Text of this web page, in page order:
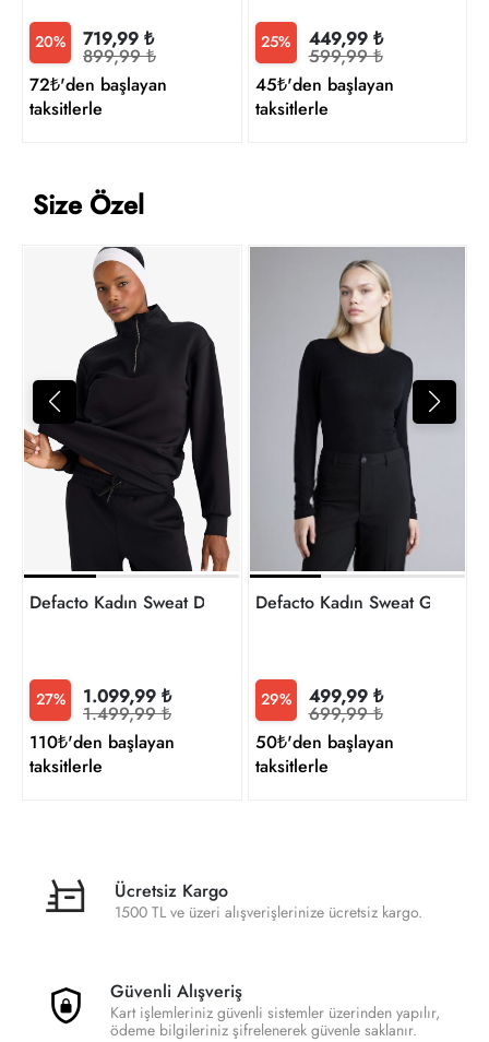
20% 719,99 ₺
899,99 ₺
72₺'den başlayan
taksitlerle
25% 449,99 ₺
599,99 ₺
45₺'den başlayan
taksitlerle
Size Özel
Defacto Kadın Sweat D7126AX/BK81
27% 1.099,99 ₺
1.499,99 ₺
110₺'den başlayan
taksitlerle
Defacto Kadın Sweat
29% 499,99 ₺
699,99 ₺
50₺'den başlayan
taksitlerle
Ücretsiz Kargo
1500 TL ve üzeri alışverişlerinize ücretsiz kargo.
Güvenli Alışveriş
Kart işlemleriniz güvenli sistemler üzerinden yapılır,
ödeme bilgileriniz şifrelenerek güvenle saklanır.